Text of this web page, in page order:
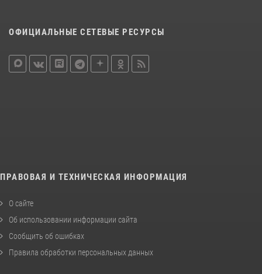
ОФИЦИАЛЬНЫЕ СЕТЕВЫЕ РЕСУРСЫ
ПРАВОВАЯ И ТЕХНИЧЕСКАЯ ИНФОРМАЦИЯ
О сайте
Об использовании информации сайта
Сообщить об ошибках
Правила обработки персональных данных